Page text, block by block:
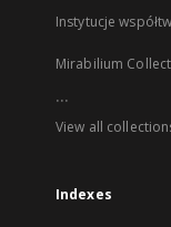
Instytucje
Mirabilium
...
View all
Indexes